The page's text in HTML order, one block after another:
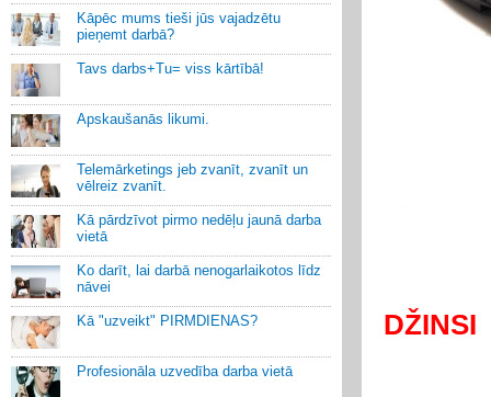
Kāpēc mums tieši jūs vajadzētu
pieņemt darbā?
Tavs darbs+Tu= viss kārtībā!
Apskaušanās likumi.
Telemārketings jeb zvanīt, zvanīt un
vēlreiz zvanīt.
Kā pārdzīvot pirmo nedēļu jaunā darba
vietā
Ko darīt, lai darbā nenogarlaikotos līdz
nāvei
Kā "uzveikt" PIRMDIENAS?
Profesionāla uzvedība darba vietā
DŽINSI